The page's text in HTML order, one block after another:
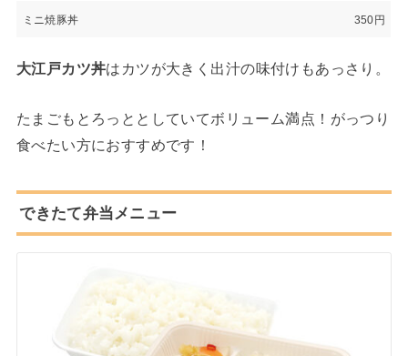
ミニ焼豚丼 350円
大江戸カツ丼はカツが大きく出汁の味付けもあっさり。
たまごもとろっととしていてボリューム満点！がっつり
食べたい方におすすめです！
できたて弁当メニュー